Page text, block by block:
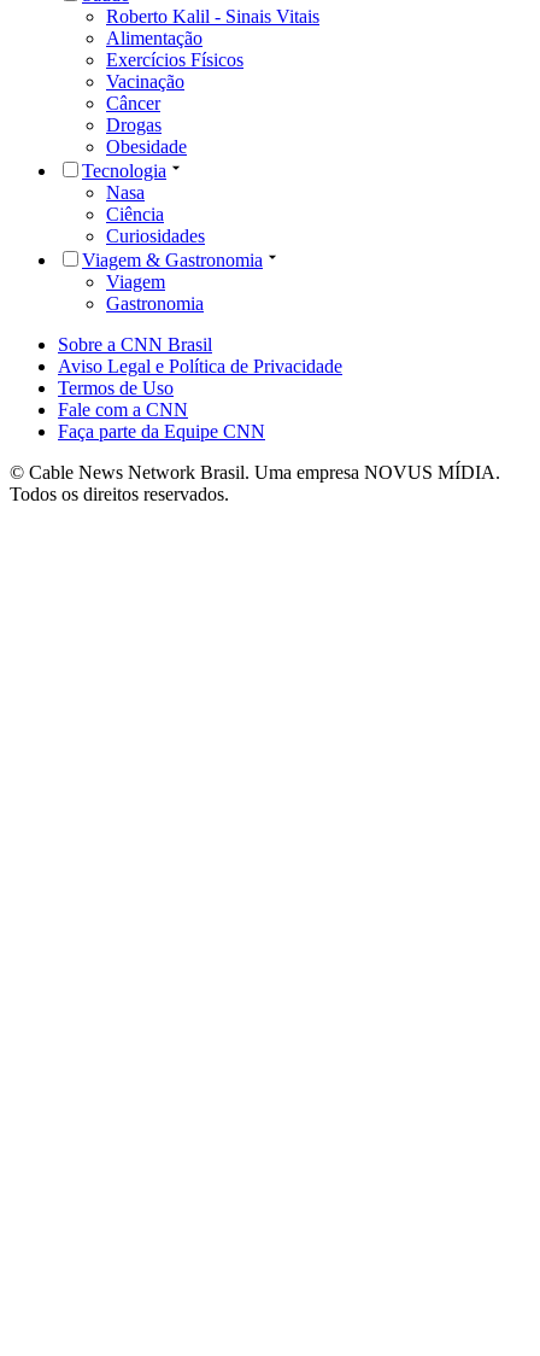
Roberto Kalil - Sinais Vitais
Alimentação
Exercícios Físicos
Vacinação
Câncer
Drogas
Obesidade
Tecnologia
Nasa
Ciência
Curiosidades
Viagem & Gastronomia
Viagem
Gastronomia
Sobre a CNN Brasil
Aviso Legal e Política de Privacidade
Termos de Uso
Fale com a CNN
Faça parte da Equipe CNN
© Cable News Network Brasil. Uma empresa NOVUS MÍDIA.
Todos os direitos reservados.